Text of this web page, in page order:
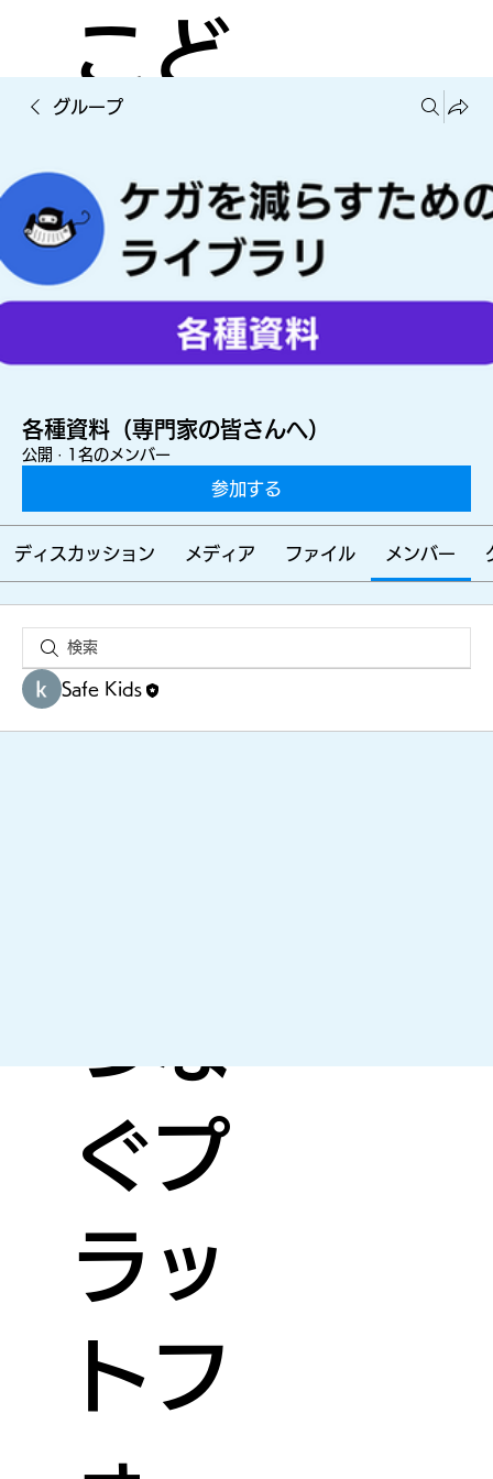
こど
もの
ケガ
を減
らす
ため
に
つな
ぐプ
ラッ
トフ
グループ
各種資料（専門家の皆さんへ）
公開 · 1名のメンバー
参加する
ディスカッション メディア ファイル メンバー
Safe Kids